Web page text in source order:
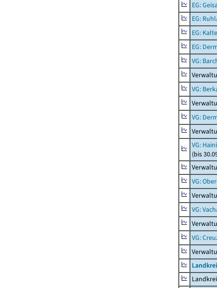
EG:
EG:
EG:
EG:
VG:
VG:
VG:
VG:
(bis
VG:
VG:
VG: